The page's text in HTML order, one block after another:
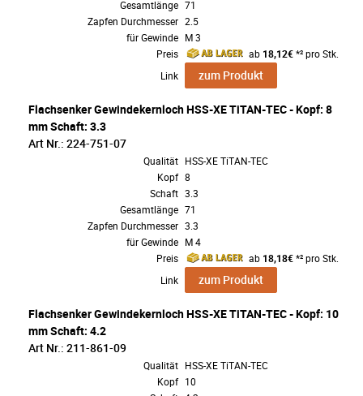
Gesamtlänge 71
Zapfen Durchmesser 2.5
für Gewinde M 3
Preis
ab 18,12€*² pro Stk.
Link
zum Produkt
Flachsenker Gewindekernloch HSS-XE TiTAN-TEC - Kopf: 8
mm Schaft: 3.3
Art Nr.: 224-751-07
Qualität HSS-XE TiTAN-TEC
Kopf 8
Schaft 3.3
Gesamtlänge 71
Zapfen Durchmesser 3.3
für Gewinde M 4
Preis
ab 18,18€*² pro Stk.
Link
zum Produkt
Flachsenker Gewindekernloch HSS-XE TiTAN-TEC - Kopf: 10
mm Schaft: 4.2
Art Nr.: 211-861-09
Qualität HSS-XE TiTAN-TEC
Kopf 10